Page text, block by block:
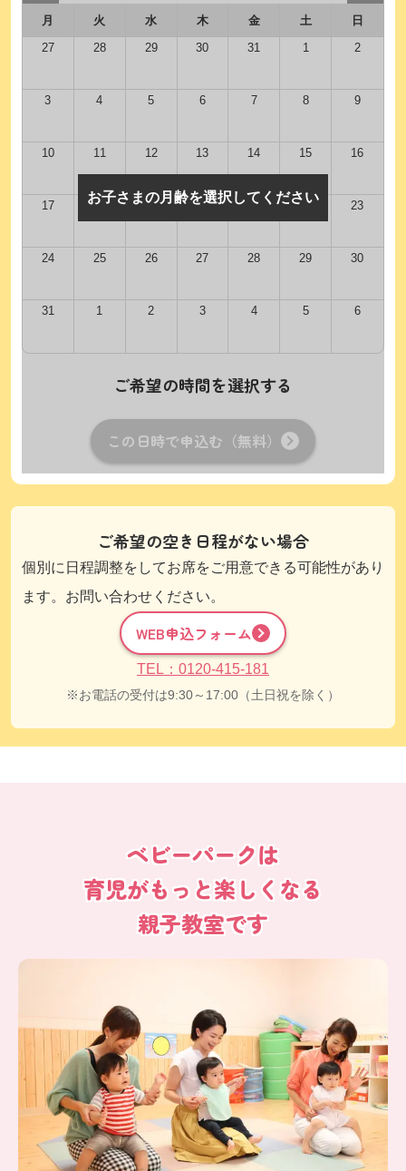
月 火 水 木 金 土
日
27
28 29 30 31 1 2
3 4 5 6 7 8 9
10 11 12 13 14 15 16
17 18 19 20 21 22 23
24 25 26 27 28 29 30
31 1 2 3 4 5 6
ご希望の時間を選択する
この日時で申込む（無料）
お子さまの月齢を選択してください
ご希望の空き日程がない場合
個別に日程調整をしてお席をご用意できる可能性があり
ます。お問い合わせください。
WEB申込フォーム
TEL：0120-415-181
お電話の受付は9:30～17:00（土日祝を除く）
ベビーパークは
育児がもっと楽しくなる
親子教室です